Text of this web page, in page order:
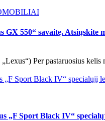
GX 550“ savaitę. Atsiųskite
Per pastaruosius
„F Sport Black IV“ specialųjį
„F Sport Black IV“